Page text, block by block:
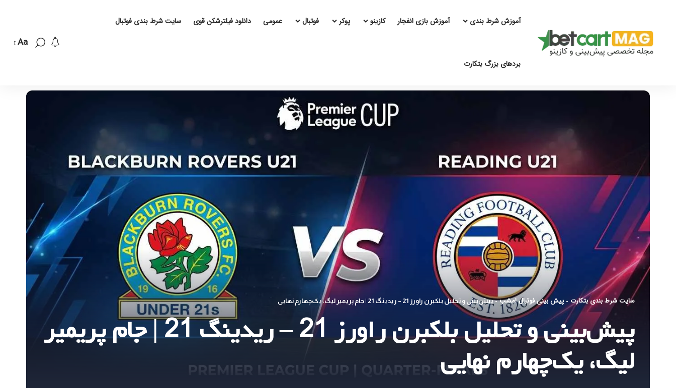
آموزش شرط بندی آموزش بازی انفجار کازینو پوکر فوتبال عمومی دانلود فیلترشکن قوی سایت شرط بندی فوتبال
بردهای بزرگ بتکارت
Aa
سایت شرط بندی بتکارت - پیش بینی فوتبال امشب - پیش‌بینی و تحلیل بلکبرن راورز 21 – ریدینگ 21 | جام پریمیر لیگ، یک‌چهارم نهایی
پیش‌بینی و تحلیل بلکبرن راورز 21 – ریدینگ 21 | جام پریمیر
لیگ، یک‌چهارم نهایی